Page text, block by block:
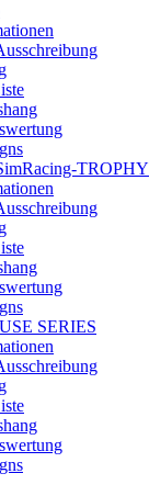
TROPHY
SERIES